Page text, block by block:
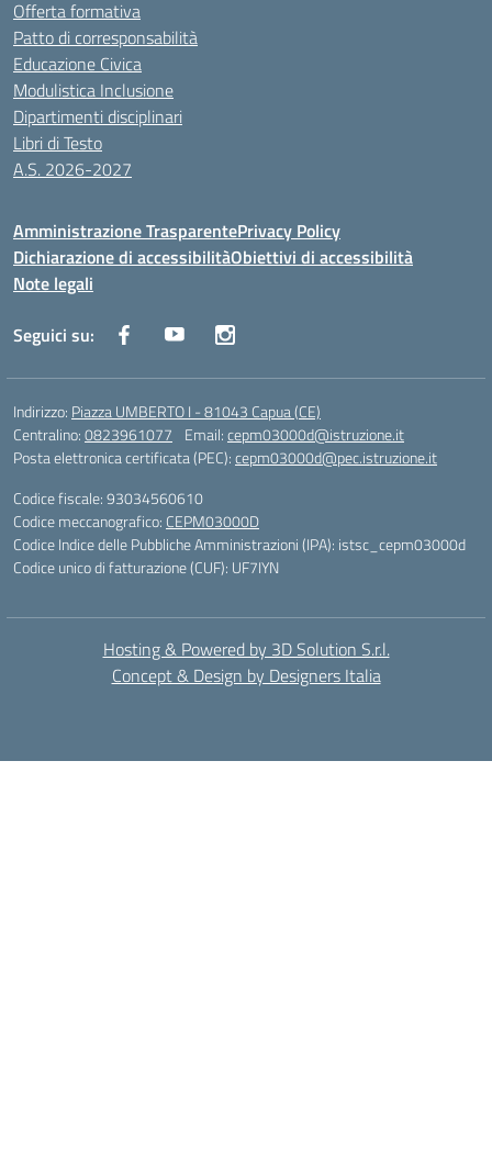
Offerta formativa
Patto di corresponsabilità
Educazione Civica
Modulistica Inclusione
Dipartimenti disciplinari
Libri di Testo
A.S. 2026-2027
Amministrazione TrasparentePrivacy Policy
Dichiarazione di accessibilitàObiettivi di accessibilità
Note legali
Seguici su:
Indirizzo: Piazza UMBERTO I - 81043 Capua (CE)
Centralino:0823961077 Email:cepm03000d@istruzione.it
Posta elettronica certificata (PEC):cepm03000d@pec.istruzione.it
Codice fiscale: 93034560610
Codice meccanografico: CEPM03000D
Codice Indice delle Pubbliche Amministrazioni (IPA): istsc_cepm03000d
Codice unico di fatturazione (CUF): UF7IYN
Hosting & Powered by 3D Solution S.r.l.
Concept & Design by Designers Italia